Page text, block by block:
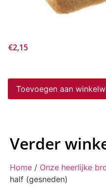
€2,15
Toevoegen aan
Verder
Home / Onze heerlijke
half (gesneden)